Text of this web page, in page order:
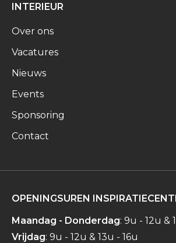
INTERIEUR
Over ons
Vacatures
Nieuws
Events
Sponsoring
Contact
OPENINGSUREN
Maandag - Donderdag: 9u - 12u &
Vrijdag: 9u - 12u & 13u - 16u